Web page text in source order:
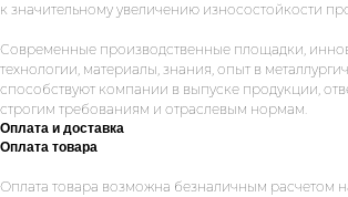
к значительному увеличению износостойкости
Современные производственные площадки,
технологии, материалы, знания, опыт в
способствуют компании в выпуске продукции,
строгим требованиям и отраслевым нормам.
Оплата и доставка
Оплата товара
Оплата товара возможна безналичным расчетом